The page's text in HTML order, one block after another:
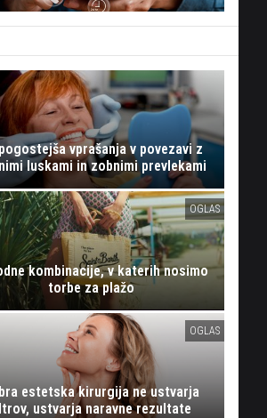
vprašanja v povezavi z
luskami in zobnimi prevlekami
OGLAS
kombinacije, v katerih nosimo
torbe za plažo
OGLAS
estetska kirurgija ne ustvarja
ustvarja naravne rezultate